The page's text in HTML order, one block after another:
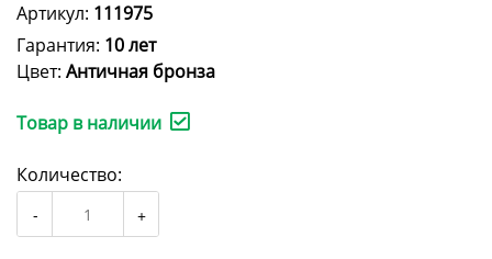
Артикул: 111975
Гарантия: 10 лет
Цвет: Античная бронза
Товар в наличии
Количество: